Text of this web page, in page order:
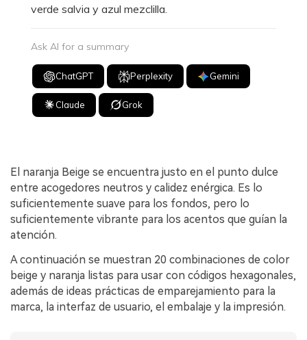
verde salvia y azul mezclilla.
Ask AI for a summary
ChatGPT Perplexity Gemini
Claude Grok
El naranja Beige se encuentra justo en el punto dulce
entre acogedores neutros y calidez enérgica. Es lo
suficientemente suave para los fondos, pero lo
suficientemente vibrante para los acentos que guían la
atención.
A continuación se muestran 20 combinaciones de color
beige y naranja listas para usar con códigos hexagonales,
además de ideas prácticas de emparejamiento para la
marca, la interfaz de usuario, el embalaje y la impresión.